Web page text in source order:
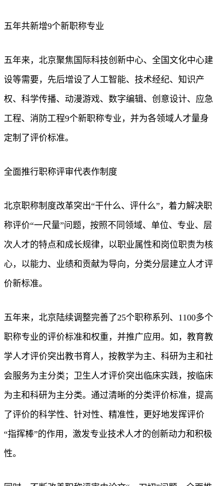
五年共新增9个新职称专业
五年来，北京聚焦国际科技创新中心、全国文化中心建
设等需要，先后增设了人工智能、技术经纪、知识产
权、科学传播、动漫游戏、数字编辑、创意设计、应急
工程、消防工程9个新职称专业，并为各领域人才量身
定制了评价标准。
全面推行职称评审代表作制度
北京职称制度改革突出“干什么、评什么”，着力解决职
称评价“一尺量”问题，按照不同领域、单位、专业、层
次人才的特点和成长规律，以职业属性和岗位职责为核
心，以能力、业绩和贡献为导向，分类分层建立人才评
价新标准。
五年来，北京陆续调整完善了25个职称系列、1100多个
职称专业的评价标准和权重，并推广应用。如，教育教
学人才评价突出教书育人，按教学为主、科研为主和社
会服务为主分类；卫生人才评价突出临床实践，按临床
为主和科研为主分类。通过清晰的分类评价标准，提高
了评价的科学性、针对性、精准性，更好地发挥评价
“指挥棒”的作用，激发专业技术人才的创新动力和积极
性。